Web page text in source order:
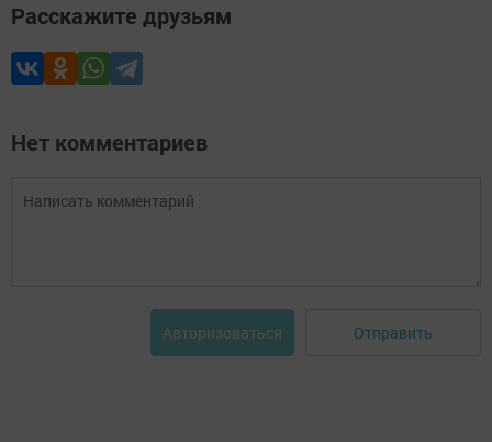
Расскажите друзьям
Нет комментариев
Авторизоваться Отправить